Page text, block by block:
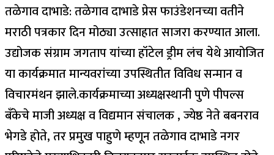
तळेगाव दाभाडे: तळेगाव दाभाडे प्रेस फाउंडेशनच्या वतीने
मराठी पत्रकार दिन मोठ्या उत्साहात साजरा करण्यात आला.
उद्योजक संग्राम जगताप यांच्या हॉटेल ड्रीम लंच येथे आयोजित
या कार्यक्रमात मान्यवरांच्या उपस्थितीत विविध सन्मान व
विचारमंथन झाले.कार्यक्रमाच्या अध्यक्षस्थानी पुणे पीपल्स
बँकेचे माजी अध्यक्ष व विद्यमान संचालक , ज्येष्ठ नेते बबनराव
भेगडे होते, तर प्रमुख पाहुणे म्हणून तळेगाव दाभाडे नगर